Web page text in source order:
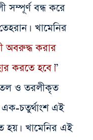
সম্পূর্ণ বন্ধ করে
খামেনির
অবরুদ্ধ করার
করতে হবে।”
তেল ও তরলীকৃত
এক-চতুর্থাংশ এই
হয়। খামেনির এই